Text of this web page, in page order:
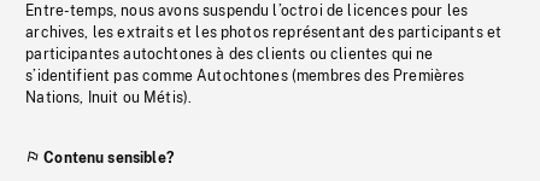
Entre-temps, nous avons suspendu l’octroi de licences pour les
archives, les extraits et les photos représentant des participants et
participantes autochtones à des clients ou clientes qui ne
s’identifient pas comme Autochtones (membres des Premières
Nations, Inuit ou Métis).
Contenu sensible?